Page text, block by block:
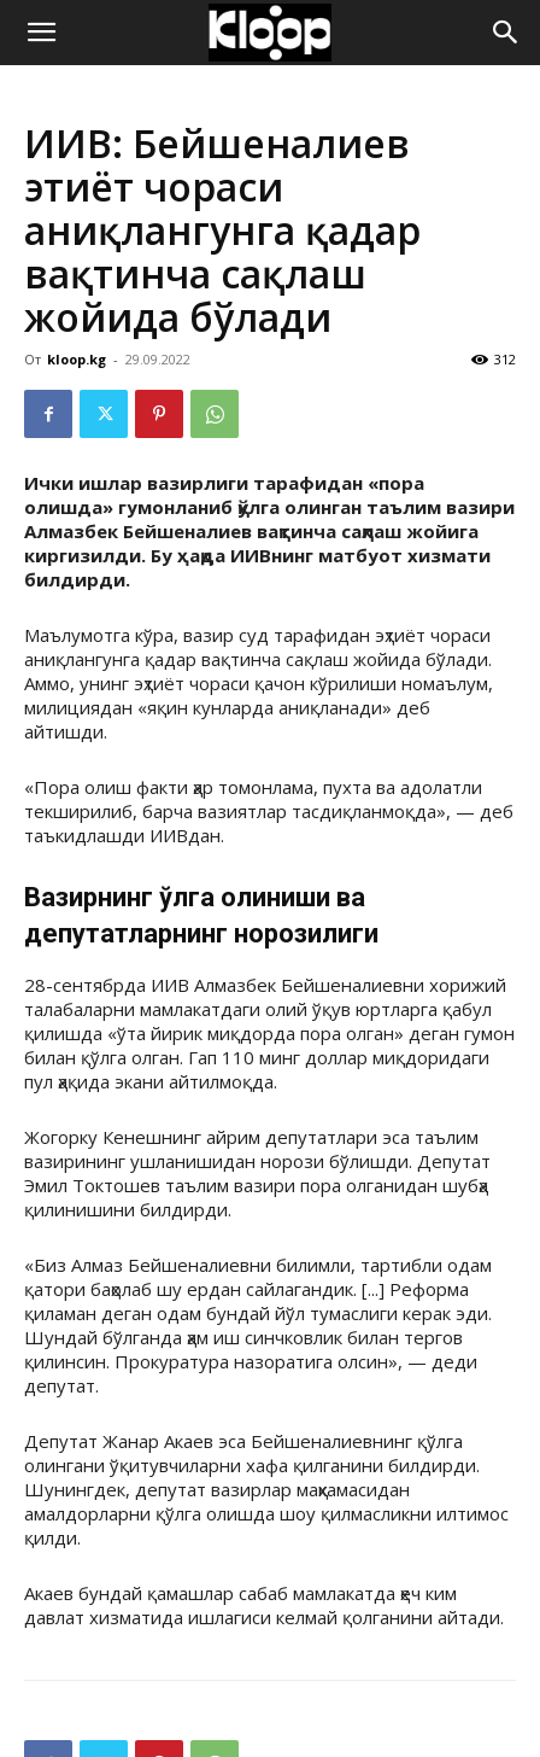
ҚИРҒИЗИСТОН
ЯНГИЛИКЛАРИ
ИИВ: Бейшеналиев
эҳтиёт чораси
аниқлангунга қадар
вақтинча сақлаш
жойида бўлади
От kloop.kg - 29.09.2022 312
Ички ишлар вазирлиги тарафидан «пора
олишда» гумонланиб қўлга олинган таълим вазири
Алмазбек Бейшеналиев вақтинча сақлаш жойига
киргизилди. Бу ҳақда ИИВнинг матбуот хизмати
билдирди.
Маълумотга кўра, вазир суд тарафидан эҳтиёт чораси
аниқлангунга қадар вақтинча сақлаш жойида бўлади.
Аммо, унинг эҳтиёт чораси қачон кўрилиши номаълум,
милициядан «яқин кунларда аниқланади» деб
айтишди.
«Пора олиш факти ҳар томонлама, пухта ва адолатли
текширилиб, барча вазиятлар тасдиқланмоқда», — деб
таъкидлашди ИИВдан.
Вазирнинг қўлга олиниши ва
депутатларнинг норозилиги
28-сентябрда ИИВ Алмазбек Бейшеналиевни хорижий
талабаларни мамлакатдаги олий ўқув юртларга қабул
қилишда «ўта йирик миқдорда пора олган» деган гумон
билан қўлга олган. Гап 110 минг доллар миқдоридаги
пул ҳақида экани айтилмоқда.
Жогорку Кенешнинг айрим депутатлари эса таълим
вазирининг ушланишидан норози бўлишди. Депутат
Эмил Токтошев таълим вазири пора олганидан шубҳа
қилинишини билдирди.
«Биз Алмаз Бейшеналиевни билимли, тартибли одам
қатори баҳолаб шу ердан сайлагандик. [...] Реформа
қиламан деган одам бундай йўл тумаслиги керак эди.
Шундай бўлганда ҳам иш синчковлик билан тергов
қилинсин. Прокуратура назоратига олсин», — деди
депутат.
Депутат Жанар Акаев эса Бейшеналиевнинг қўлга
олингани ўқитувчиларни хафа қилганини билдирди.
Шунингдек, депутат вазирлар маҳкамасидан
амалдорларни қўлга олишда шоу қилмасликни илтимос
қилди.
Акаев бундай қамашлар сабаб мамлакатда ҳеч ким
давлат хизматида ишлагиси келмай қолганини айтади.